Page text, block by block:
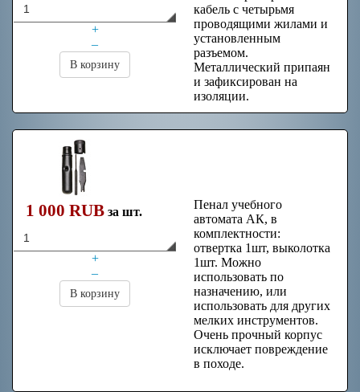
+
–
В корзину
кабель с четырьмя
проводящими жилами и
установленным
разъемом.
Металлический припаян
и зафиксирован на
изоляции.
1 000 RUB за шт.
+
–
В корзину
Пенал учебного
автомата АК, в
комплектности:
отвертка 1шт, выколотка
1шт. Можно
использовать по
назначению, или
использовать для других
мелких инструментов.
Очень прочный корпус
исключает повреждение
в походе.